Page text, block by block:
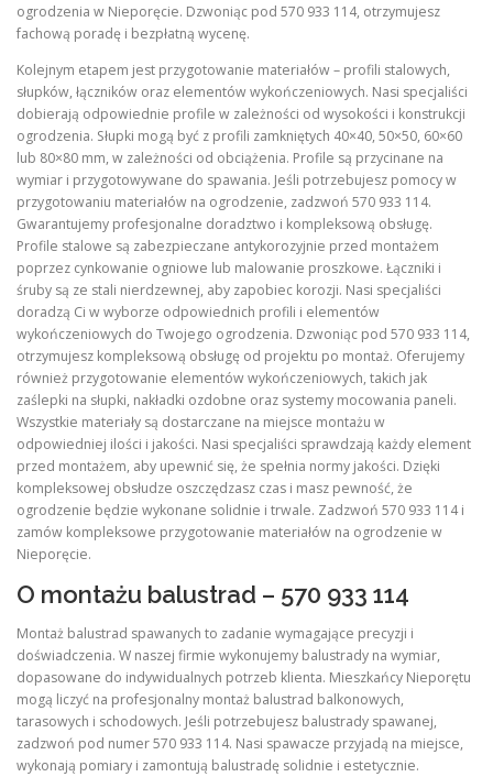
ogrodzenia w Nieporęcie. Dzwoniąc pod 570 933 114, otrzymujesz
fachową poradę i bezpłatną wycenę.
Kolejnym etapem jest przygotowanie materiałów – profili stalowych,
słupków, łączników oraz elementów wykończeniowych. Nasi specjaliści
dobierają odpowiednie profile w zależności od wysokości i konstrukcji
ogrodzenia. Słupki mogą być z profili zamkniętych 40×40, 50×50, 60×60
lub 80×80 mm, w zależności od obciążenia. Profile są przycinane na
wymiar i przygotowywane do spawania. Jeśli potrzebujesz pomocy w
przygotowaniu materiałów na ogrodzenie, zadzwoń 570 933 114.
Gwarantujemy profesjonalne doradztwo i kompleksową obsługę.
Profile stalowe są zabezpieczane antykorozyjnie przed montażem
poprzez cynkowanie ogniowe lub malowanie proszkowe. Łączniki i
śruby są ze stali nierdzewnej, aby zapobiec korozji. Nasi specjaliści
doradzą Ci w wyborze odpowiednich profili i elementów
wykończeniowych do Twojego ogrodzenia. Dzwoniąc pod 570 933 114,
otrzymujesz kompleksową obsługę od projektu po montaż. Oferujemy
również przygotowanie elementów wykończeniowych, takich jak
zaślepki na słupki, nakładki ozdobne oraz systemy mocowania paneli.
Wszystkie materiały są dostarczane na miejsce montażu w
odpowiedniej ilości i jakości. Nasi specjaliści sprawdzają każdy element
przed montażem, aby upewnić się, że spełnia normy jakości. Dzięki
kompleksowej obsłudze oszczędzasz czas i masz pewność, że
ogrodzenie będzie wykonane solidnie i trwale. Zadzwoń 570 933 114 i
zamów kompleksowe przygotowanie materiałów na ogrodzenie w
Nieporęcie.
O montażu balustrad – 570 933 114
Montaż balustrad spawanych to zadanie wymagające precyzji i
doświadczenia. W naszej firmie wykonujemy balustrady na wymiar,
dopasowane do indywidualnych potrzeb klienta. Mieszkańcy Nieporętu
mogą liczyć na profesjonalny montaż balustrad balkonowych,
tarasowych i schodowych. Jeśli potrzebujesz balustrady spawanej,
zadzwoń pod numer 570 933 114. Nasi spawacze przyjadą na miejsce,
wykonają pomiary i zamontują balustradę solidnie i estetycznie.